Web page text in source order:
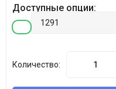
Доступные опции:
Количество: